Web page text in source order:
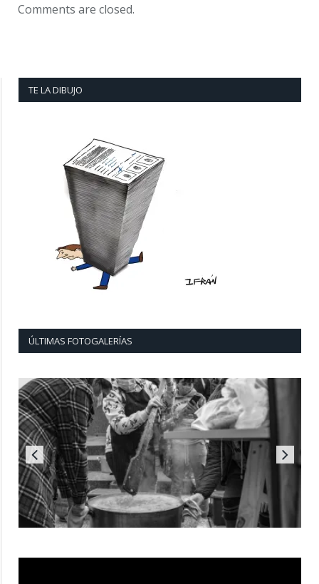
Comments are closed.
TE LA DIBUJO
ÚLTIMAS FOTOGALERÍAS